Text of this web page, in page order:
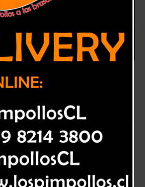
de la comuna de La Cruz, fueron beneficiados
Trabajo de INDAP, que consistió en un
persona, que está destinado a la compra
buscan fortalecer las actividades productivas.
realizó en el Centro Comunitario Rolando
del Gobernador de la Provincia de
Seremi de Agricultura. Humberto Lepe y del
Fernando Torregrosa.